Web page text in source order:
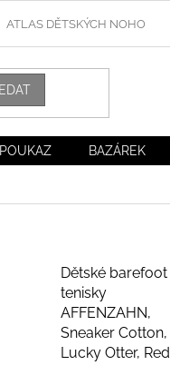
ATLAS DĚTSKÝCH NOHOU
POUKAZ BAZÁREK
Dětské barefoot
tenisky
AFFENZAHN,
Sneaker Cotton,
Lucky Otter, Red